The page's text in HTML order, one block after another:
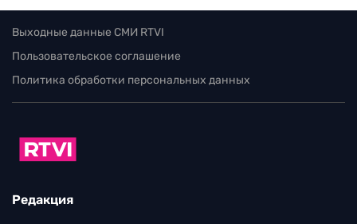
Выходные данные СМИ RTVI
Пользовательское соглашение
Политика обработки персональных данных
Редакция